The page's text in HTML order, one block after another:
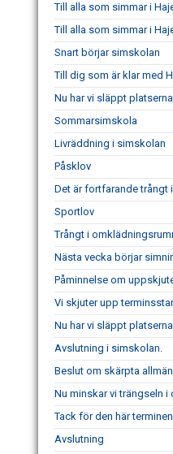
Till alla som simmar i
Till alla som simmar i
Snart börjar simskolan
Till dig som är klar med
Nu har vi släppt
Sommarsimskola
Livräddning i simskolan
Påsklov
Det är fortfarande trångt
Sportlov
Trångt i
Nästa vecka börjar
Påminnelse om
Vi skjuter upp
Nu har vi släppt
Avslutning i simskolan.
Beslut om skärpta
Nu minskar vi trängseln
Tack för den här terminen
Avslutning